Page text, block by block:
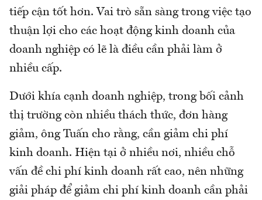
tiếp cận tốt hơn. Vai trò sẵn sàng trong việc tạo
thuận lợi cho các hoạt động kinh doanh của
doanh nghiệp có lẽ là điều cần phải làm ở
nhiều cấp.
Dưới khía cạnh doanh nghiệp, trong bối cảnh
thị trường còn nhiều thách thức, đơn hàng
giảm, ông Tuấn cho rằng, cần giảm chi phí
kinh doanh. Hiện tại ở nhiều nơi, nhiều chỗ
vấn đề chi phí kinh doanh rất cao, nên những
giải pháp để giảm chi phí kinh doanh cần phải